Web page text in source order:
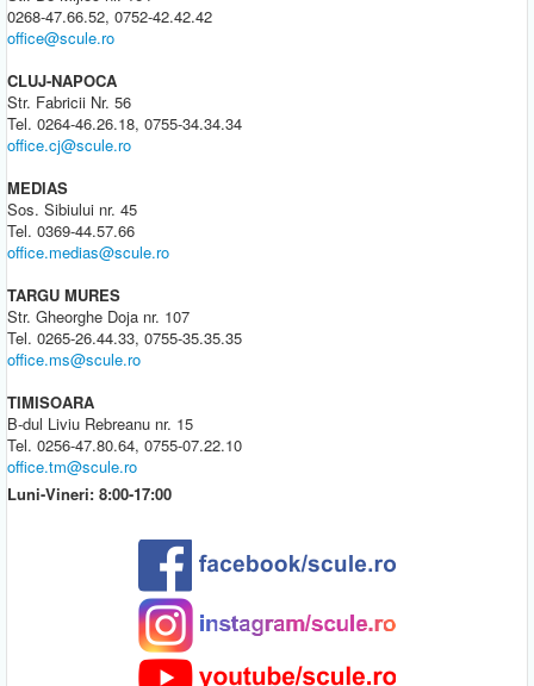
0268-47.66.52, 0752-42.42.42
office@scule.ro
CLUJ-NAPOCA
Str. Fabricii Nr. 56
Tel. 0264-46.26.18, 0755-34.34.34
office.cj@scule.ro
MEDIAS
Sos. Sibiului nr. 45
Tel. 0369-44.57.66
office.medias@scule.ro
TARGU MURES
Str. Gheorghe Doja nr. 107
Tel. 0265-26.44.33, 0755-35.35.35
office.ms@scule.ro
TIMISOARA
B-dul Liviu Rebreanu nr. 15
Tel. 0256-47.80.64, 0755-07.22.10
office.tm@scule.ro
Luni-Vineri: 8:00-17:00